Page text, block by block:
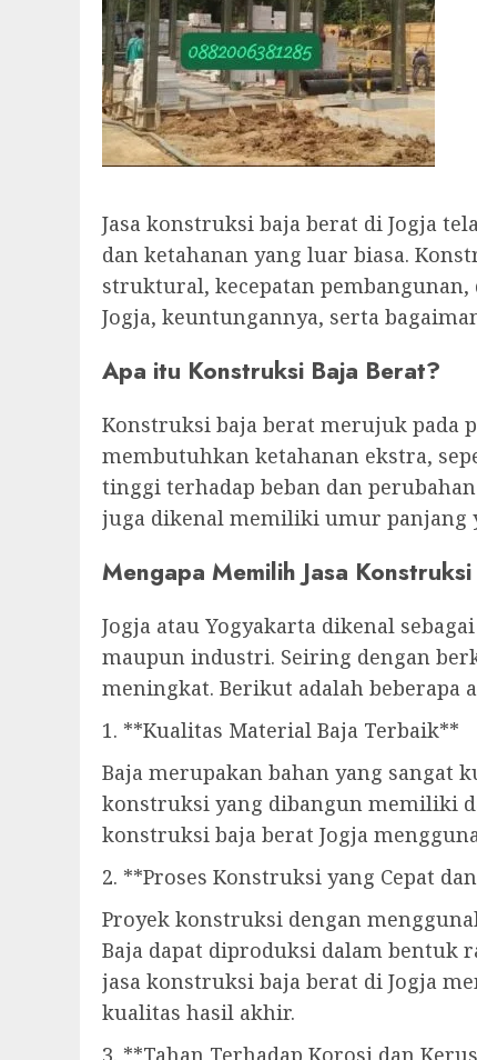
Jasa konstruksi baja berat di Jogja
dan ketahanan yang luar biasa.
struktural, kecepatan
Jogja, keuntungannya, serta
Apa itu Konstruksi Baja Berat?
Konstruksi baja berat merujuk pada
membutuhkan ketahanan ekstra,
tinggi terhadap beban dan
juga dikenal memiliki umur panjang
Mengapa Memilih Jasa
Jogja atau Yogyakarta dikenal
maupun industri. Seiring dengan
meningkat. Berikut adalah beberapa
1. **Kualitas Material Baja Terbaik**
Baja merupakan bahan yang sangat
konstruksi yang dibangun memiliki
konstruksi baja berat Jogja
2. **Proses Konstruksi yang Cepat
Proyek konstruksi dengan
Baja dapat diproduksi dalam bentuk
jasa konstruksi baja berat di Jogja
kualitas hasil akhir.
3. **Tahan Terhadap Korosi dan